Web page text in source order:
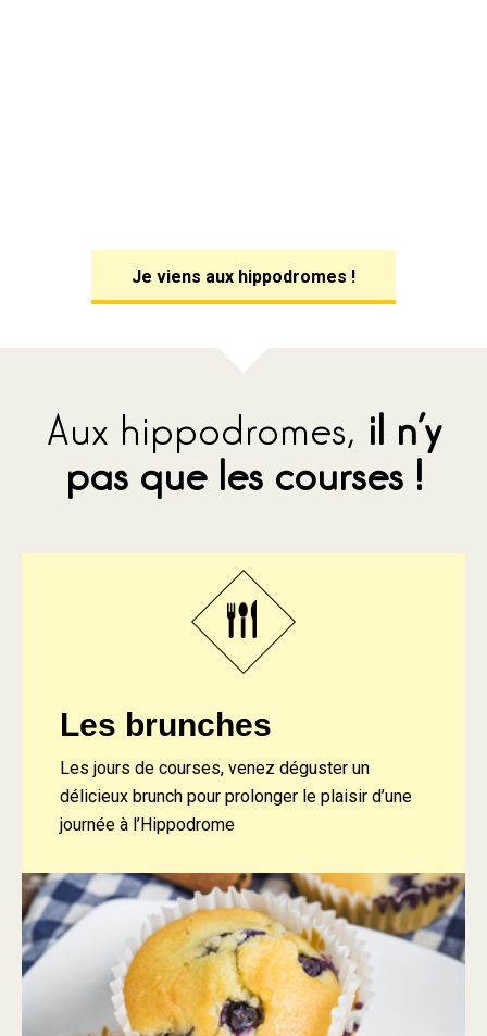
Je viens aux hippodromes !
Aux hippodromes, il n’y
pas que les courses !
Les brunches
Les jours de courses, venez déguster un
délicieux brunch pour prolonger le plaisir d’une
journée à l’Hippodrome